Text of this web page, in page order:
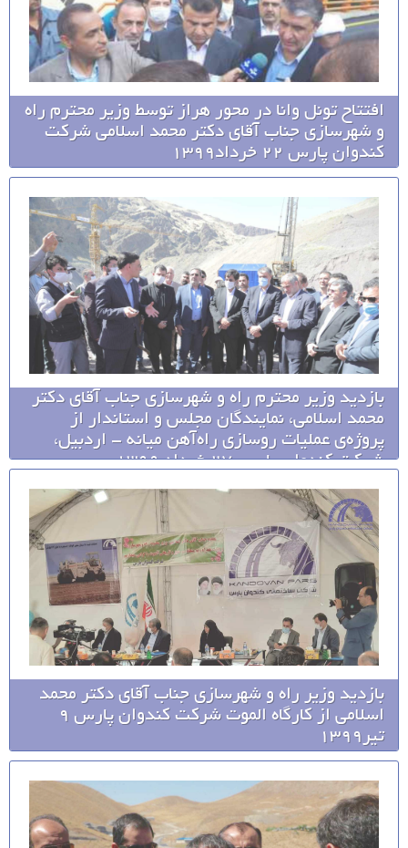
افتتاح تونل وانا در محور هراز توسط وزیر محترم راه
و شهرسازی جناب آقای دکتر محمد اسلامی شرکت
کندوان پارس 22 خرداد1399
بازدید وزیر محترم راه و شهرسازی جناب آقای دکتر
محمد اسلامی، نمایندگان مجلس و استاندار از
پروژه‌ی عملیات روسازی راه‌آهن میانه - اردبیل،
شرکت کندوان پارس 27 خرداد 1399
بازدید وزیر راه و شهرسازی جناب آقای دکتر محمد
اسلامی از کارگاه الموت شرکت کندوان پارس 9
تیر1399